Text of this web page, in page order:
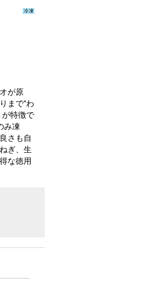
冷凍
が原
まで“わ
が特徴で
み凍
さも自
ぎ、生
な徳用